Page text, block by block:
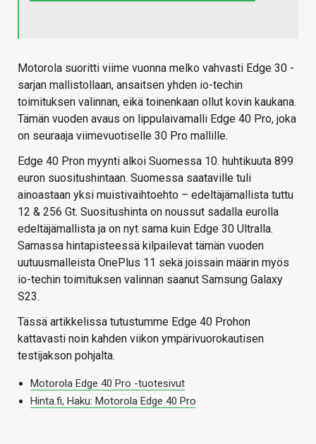
Motorola suoritti viime vuonna melko vahvasti Edge 30 -
sarjan mallistollaan, ansaitsen yhden io-techin
toimituksen valinnan, eikä toinenkaan ollut kovin kaukana.
Tämän vuoden avaus on lippulaivamalli Edge 40 Pro, joka
on seuraaja viimevuotiselle 30 Pro mallille.
Edge 40 Pron myynti alkoi Suomessa 10. huhtikuuta 899
euron suositushintaan. Suomessa saataville tuli
ainoastaan yksi muistivaihtoehto – edeltäjämallista tuttu
12 & 256 Gt. Suositushinta on noussut sadalla eurolla
edeltäjämallista ja on nyt sama kuin Edge 30 Ultralla.
Samassa hintapisteessä kilpailevat tämän vuoden
uutuusmalleista OnePlus 11 sekä joissain määrin myös
io-techin toimituksen valinnan saanut Samsung Galaxy
S23.
Tässä artikkelissa tutustumme Edge 40 Prohon
kattavasti noin kahden viikon ympärivuorokautisen
testijakson pohjalta.
Motorola Edge 40 Pro -tuotesivut
Hinta.fi, Haku: Motorola Edge 40 Pro